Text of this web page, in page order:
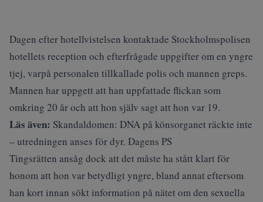
Dagen efter hotellvistelsen kontaktade Stockholmspolisen
hotellets reception och efterfrågade uppgifter om en yngre
tjej, varpå personalen tillkallade polis och mannen greps.
Mannen har uppgett att han uppfattade flickan som
omkring 20 år och att hon själv sagt att hon var 19.
Läs även: Skandaldomen: DNA på könsorganet räckte inte
– utredningen anses för dyr. Dagens PS
Tingsrätten ansåg dock att det måste ha stått klart för
honom att hon var betydligt yngre, bland annat eftersom
han kort innan sökt information på nätet om den sexuella